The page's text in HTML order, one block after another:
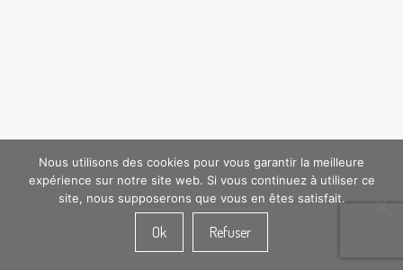
Nous utilisons des cookies pour vous garantir la meilleure
expérience sur notre site web. Si vous continuez à utiliser ce
site, nous supposerons que vous en êtes satisfait.
Ok Refuser